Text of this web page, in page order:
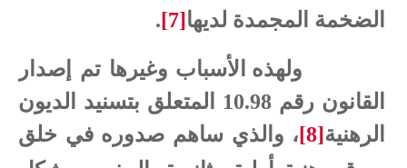
الضخمة المجمدة لديها[7]
.
ولهذه الأسباب وغيرها تم إصدار
القانون رقم 10.98 المتعلق بتسنيد الديون
الرهنية[8]، والذي ساهم صدوره في خلق